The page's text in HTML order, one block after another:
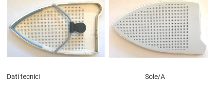
Dati tecnici Sole/A